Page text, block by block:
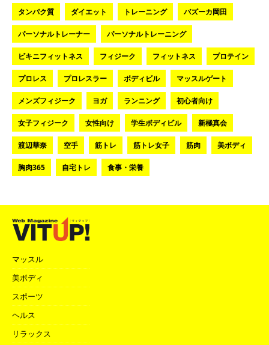
タンパク質 ダイエット トレーニング バズーカ岡田
パーソナルトレーナー パーソナルトレーニング
ビキニフィットネス フィジーク フィットネス プロテイン
プロレス プロレスラー ボディビル マッスルゲート
メンズフィジーク ヨガ ランニング 初心者向け
女子フィジーク 女性向け 学生ボディビル 新極真会
渡辺華奈 空手 筋トレ 筋トレ女子 筋肉 美ボディ
胸肉365 自宅トレ 食事・栄養
マッスル
美ボディ
スポーツ
ヘルス
リラックス